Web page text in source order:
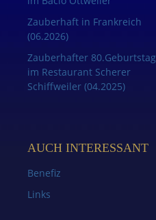
Zauberhaft in Frankreich
(06.2026)
Zauberhafter 80.Geburtstag
im Restaurant Scherer
Schiffweiler (04.2025)
AUCH INTERESSANT
Benefiz
Links